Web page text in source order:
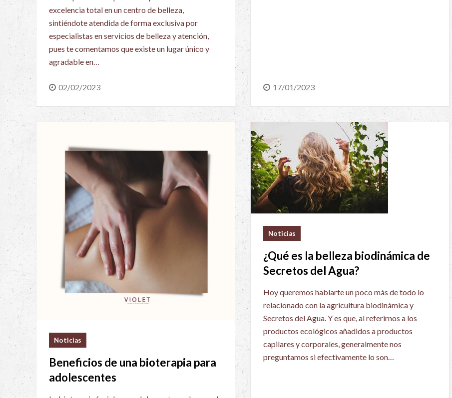
excelencia total en un centro de belleza,
sintiéndote atendida de forma exclusiva por
especialistas en servicios de belleza y atención,
pues te comentamos que existe un lugar único y
agradable en…
02/02/2023 17/01/2023
Noticias
Beneficios de una bioterapia para
adolescentes
Noticias
¿Qué es la belleza biodinámica de
Secretos del Agua?
Hoy queremos hablarte un poco más de todo lo
relacionado con la agricultura biodinámica y
Secretos del Agua. Y es que, al referirnos a los
productos ecológicos añadidos a productos
capilares y corporales, generalmente nos
preguntamos si efectivamente lo son…